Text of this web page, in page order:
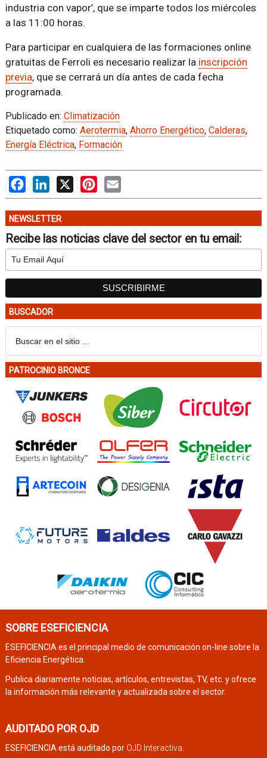
industria con vapor’, que se imparte todos los miércoles
a las 11:00 horas.
Para participar en cualquiera de las formaciones online
gratuitas de Ferroli es necesario realizar la inscripción
previa, que se cerrará un día antes de cada fecha
programada.
Publicado en: Climatización
Etiquetado como: Aerotermia, Ahorro Energético, Calderas,
Energía Eléctrica, Formación
FacebookLinkedIn
X PinterestEmail
NEWSLETTER
Recibe las noticias clave del sector en tu email:
BUSCADOR
PATROCINIO BRONCE
SOBRE ESEFICIENCIA
ESEFICIENCIA es el principal medio de comunicación on-line sobre la
Eficiencia Energética.
Publica diariamente noticias, artículos, entrevistas, TV, etc. y ofrece
la información más relevante y actualizada sobre el sector.
AUDITADO POR OJD
ESEFICIENCIA está auditado por OJD Interactiva